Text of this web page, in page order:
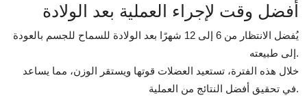
أفضل وقت لإجراء العملية بعد الولادة
يُفضل الانتظار من 6 إلى 12 شهرًا بعد الولادة للسماح للجسم بالعودة
إلى طبيعته.
خلال هذه الفترة، تستعيد العضلات قوتها ويستقر الوزن، مما يساعد
في تحقيق أفضل النتائج من العملية.